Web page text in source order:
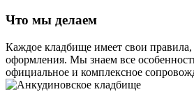
Что мы делаем
Каждое кладбище имеет свои правила,
оформления. Мы знаем все
официальное и комплексное